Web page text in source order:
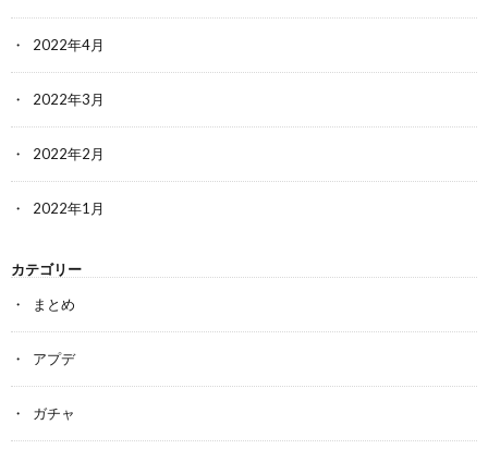
2022年4月
2022年3月
2022年2月
2022年1月
カテゴリー
まとめ
アプデ
ガチャ